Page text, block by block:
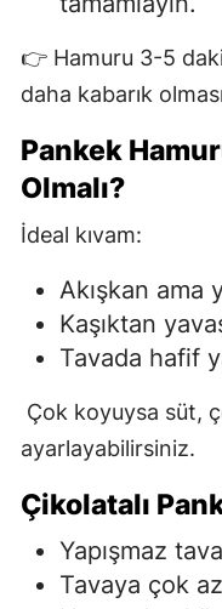
👉 Hamuru 3-5
daha kabarık
Pankek
Olmalı?
İdeal kıvam:
Akışkan ama
Kaşıktan
Tavada hafif
Çok koyuysa süt,
ayarlayabilirsiniz.
Çikolatalı
Yapışmaz
Tavaya çok